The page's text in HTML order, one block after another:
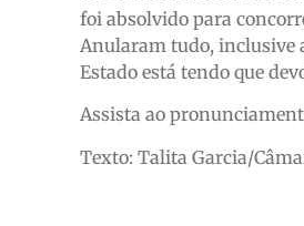
foi absolvido para
Anularam tudo, inclusive
Estado está tendo que
Assista ao
Texto: Talita Garcia/